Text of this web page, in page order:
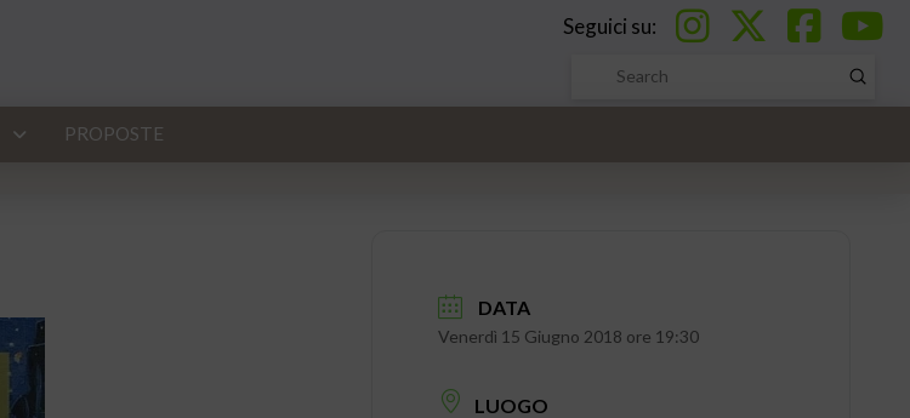
Seguici su:
Search
Submit
PROPOSTE
DATA
Venerdì 15 Giugno 2018 ore 19:30
LUOGO